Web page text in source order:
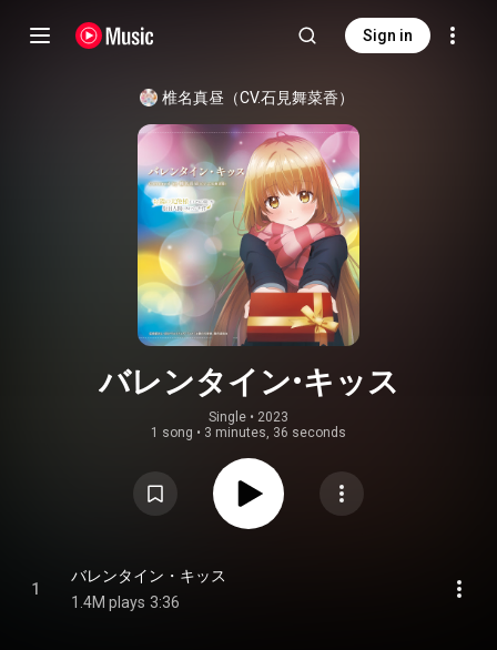
Sign in
椎名真昼（CV.石見舞菜香）
バレンタイン・キッス
Single • 2023
1 song • 3 minutes, 36 seconds
1
バレンタイン・キッス
1.4M plays 3:36